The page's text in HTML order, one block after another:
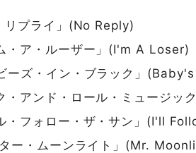
リプライ」(No Reply)
・ア・ルーザー」(I'm A Loser)
ーズ・イン・ブラック」
・アンド・ロール・ミュージ
・フォロー・ザ・サン」(I'll
ー・ムーンライト」(Mr.